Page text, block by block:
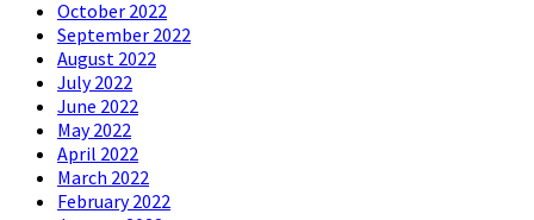
October 2022
September 2022
August 2022
July 2022
June 2022
May 2022
April 2022
March 2022
February 2022